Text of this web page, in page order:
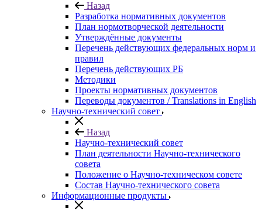
Назад
Разработка нормативных документов
План нормотворческой деятельности
Утверждённые документы
Перечень действующих федеральных норм и
правил
Перечень действующих РБ
Методики
Проекты нормативных документов
Переводы документов / Translations in English
Научно-технический совет
Назад
Научно-технический совет
План деятельности Научно-технического
совета
Положение о Научно-техническом совете
Состав Научно-технического совета
Информационные продукты